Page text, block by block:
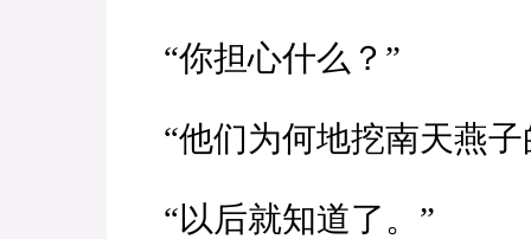
“你担心什么？”
“他们为何地挖南天燕子
“以后就知道了。”